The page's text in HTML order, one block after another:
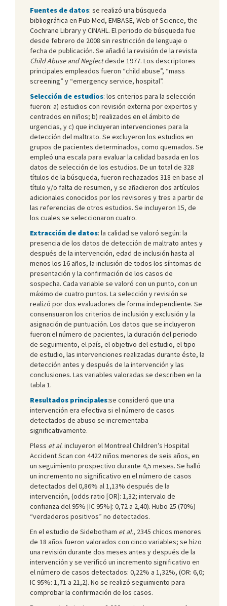
Fuentes de datos: se realizó una búsqueda
bibliográfica en Pub Med, EMBASE, Web of Science, the
Cochrane Library y CINAHL. El periodo de búsqueda fue
desde febrero de 2008 sin restricción de lenguaje o
fecha de publicación. Se añadió la revisión de la revista
Child Abuse and Neglectdesde 1977. Los descriptores
principales empleados fueron “child abuse”, “mass
screening” y “emergency service, hospital”.
Selección de estudios: los criterios para la selección
fueron: a) estudios con revisión externa por expertos y
centrados en niños; b) realizados en el ámbito de
urgencias, y c) que incluyeran intervenciones para la
detección del maltrato. Se excluyeron los estudios en
grupos de pacientes determinados, como quemados. Se
empleó una escala para evaluar la calidad basada en los
datos de selección de los estudios. De un total de 328
títulos de la búsqueda, fueron rechazados 318 en base al
título y/o falta de resumen, y se añadieron dos artículos
adicionales conocidos por los revisores y tres a partir de
las referencias de otros estudios. Se incluyeron 15, de
los cuales se seleccionaron cuatro.
Extracción de datos: la calidad se valoró según: la
presencia de los datos de detección de maltrato antes y
después de la intervención, edad de inclusión hasta al
menos los 16 años, la inclusión de todos los síntomas de
presentación y la confirmación de los casos de
sospecha. Cada variable se valoró con un punto, con un
máximo de cuatro puntos. La selección y revisión se
realizó por dos evaluadores de forma independiente. Se
consensuaron los criterios de inclusión y exclusión y la
asignación de puntuación. Los datos que se incluyeron
fueron:el número de pacientes, la duración del periodo
de seguimiento, el país, el objetivo del estudio, el tipo
de estudio, las intervenciones realizadas durante éste, la
detección antes y después de la intervención y las
conclusiones. Las variables valoradas se describen en la
tabla 1.
Resultados principales:se consideró que una
intervención era efectiva si el número de casos
detectados de abuso se incrementaba
significativamente.
Pless et al. incluyeron el Montreal Children’s Hospital
Accident Scan con 4422 niños menores de seis años, en
un seguimiento prospectivo durante 4,5 meses. Se halló
un incremento no significativo en el número de casos
detectados del 0,86% al 1,13% después de la
intervención, (odds ratio [OR]: 1,32; intervalo de
confianza del 95% [IC 95%]: 0,72 a 2,40). Hubo 25 (70%)
“verdaderos positivos” no detectados.
En el estudio de Sidebotham et al., 2345 chicos menores
de 18 años fueron valorados con cinco variables; se hizo
una revisión durante dos meses antes y después de la
intervención y se verificó un incremento significativo en
el número de casos detectados: 0,22% a 1,32%, (OR: 6,0;
IC 95%: 1,71 a 21,2). No se realizó seguimiento para
comprobar la confirmación de los casos.